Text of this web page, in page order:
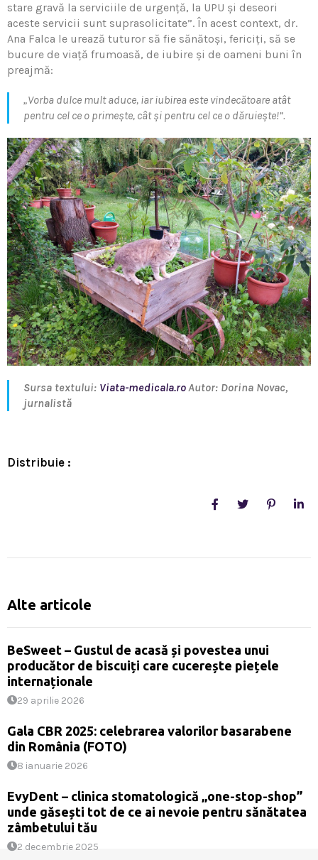
stare gravă la serviciile de urgenţă, la UPU și deseori
aceste servicii sunt suprasolicitate”. În acest context, dr.
Ana Falca le urează tuturor să fie sănătoși, fericiţi, să se
bucure de viaţă frumoasă, de iubire și de oameni buni în
preajmă:
„Vorba dulce mult aduce, iar iubirea este vindecătoare atât
pentru cel ce o primește, cât și pentru cel ce o dăruiește!”.
Sursa textului: Viata-medicala.roAutor: Dorina Novac,
jurnalistă
Distribuie :
Alte articole
BeSweet – Gustul de acasă și povestea unui
producător de biscuiți care cucerește piețele
internaționale
29 aprilie 2026
Gala CBR 2025: celebrarea valorilor basarabene
din România (FOTO)
8 ianuarie 2026
EvyDent – clinica stomatologică „one-stop-shop”
unde găsești tot de ce ai nevoie pentru sănătatea
zâmbetului tău
2 decembrie 2025